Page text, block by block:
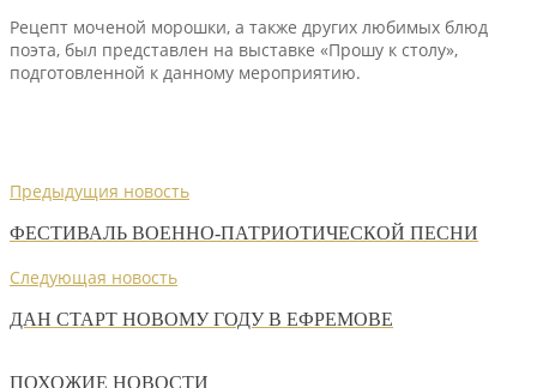
Рецепт моченой морошки, а также других любимых блюд
поэта, был представлен на выставке «Прошу к столу»,
подготовленной к данному мероприятию.
Предыдущия новость
ФЕСТИВАЛЬ ВОЕННО-ПАТРИОТИЧЕСКОЙ ПЕСНИ
Следующая новость
ДАН СТАРТ НОВОМУ ГОДУ В ЕФРЕМОВЕ
ПОХОЖИЕ НОВОСТИ